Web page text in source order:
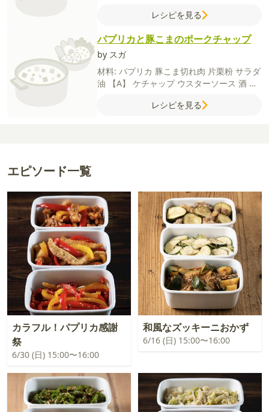
レシピを見る
パプリカと豚こまのポークチャップ
by スガ
材料: パプリカ 豚こま切れ肉 片栗粉 サラダ
油
【A】 ケチャップ ウスターソース 酒 し
レシピを見る
エピソード一覧
カラフル！パプリカ感謝
祭
6/30 (日) 15:00〜16:00
和風なズッキーニおかず
6/16 (日) 15:00〜16:00